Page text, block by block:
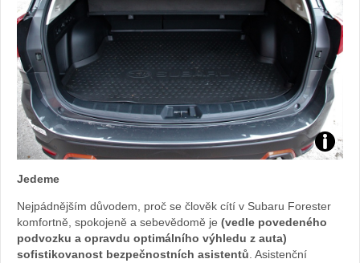
Foto:
Kvášová
Jedeme
Nejpádnějším důvodem, proč se člověk cítí v Subaru Forester
komfortně, spokojeně a sebevědomě je (vedle povedeného
podvozku a opravdu optimálního výhledu z auta)
sofistikovanost bezpečnostních asistentů . Asistenční